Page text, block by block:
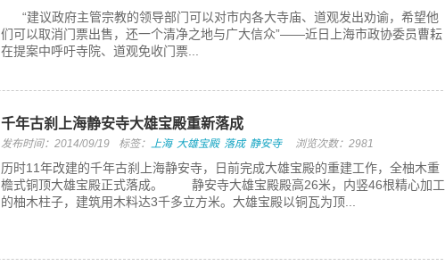
“建议政府主管宗教的领导部门可以对市内各大寺庙、道观发出劝谕，希望他
们可以取消门票出售，还一个清净之地与广大信众”——近日上海市政协委员曹耘
在提案中呼吁寺院、道观免收门票...
千年古刹上海静安寺大雄宝殿重新落成
发布时间：2014/09/19 标签： 上海 大雄宝殿 落成 静安寺 浏览次数：2981
历时11年改建的千年古刹上海静安寺，日前完成大雄宝殿的重建工作，全柚木重
檐式铜顶大雄宝殿正式落成。 静安寺大雄宝殿殿高26米，内竖46根精心加工
的柚木柱子，建筑用木料达3千多立方米。大雄宝殿以铜瓦为顶...